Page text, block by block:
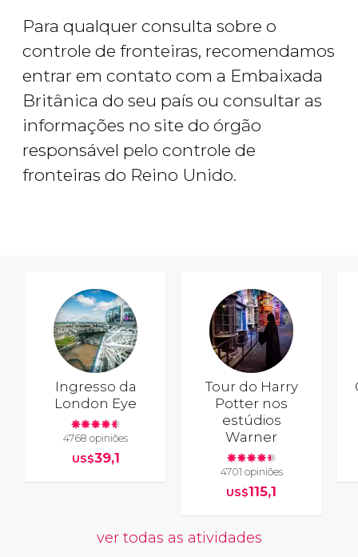
Para qualquer consulta sobre o
controle de fronteiras, recomendamos
entrar em contato com a Embaixada
Britânica do seu país ou consultar as
informações no site do órgão
responsável pelo controle de
fronteiras do Reino Unido.
Ingresso da
London Eye
4768 opiniões
US$39,1
Tour do Harry
Potter nos
estúdios
Warner
4701 opiniões
US$115,1
ver todas as atividades